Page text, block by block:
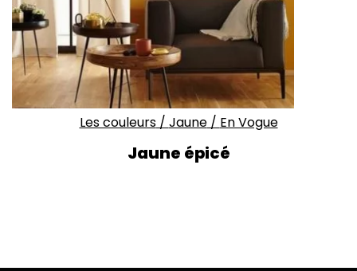
Les couleurs/ Jaune/ En Vogue
Jaune épicé